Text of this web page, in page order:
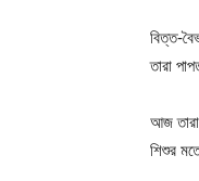
বিত্ত-
তারা
আজ
শিশুর